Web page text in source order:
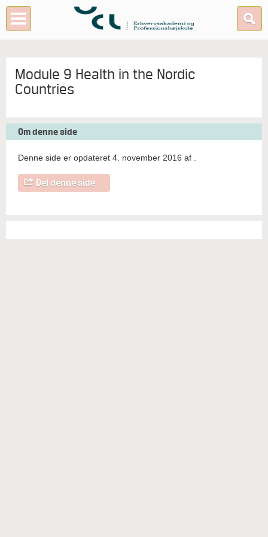
Module 9 Health in the Nordic
Countries
Om denne side
Denne side er opdateret 4. november 2016 af
Del denne side